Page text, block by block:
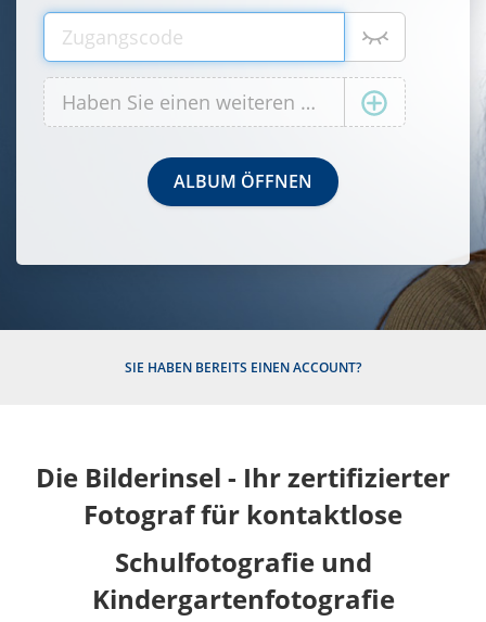
SIE HABEN BEREITS EINEN ACCOUNT?
Die Bilderinsel - Ihr zertifizierter
Fotograf für kontaktlose
Schulfotografie und
Kindergartenfotografie